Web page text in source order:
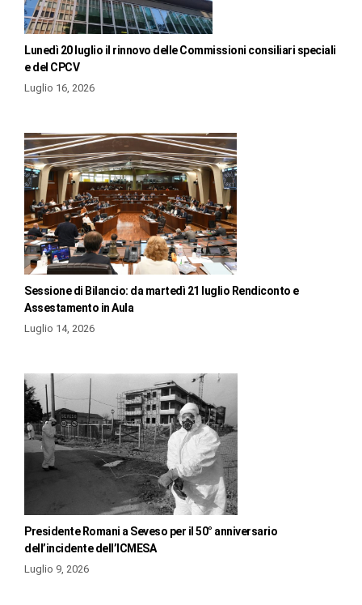
Lunedì 20 luglio il rinnovo delle Commissioni consiliari speciali
e del CPCV
Luglio 16, 2026
Sessione di Bilancio: da martedì 21 luglio Rendiconto e
Assestamento in Aula
Luglio 14, 2026
Presidente Romani a Seveso per il 50° anniversario
dell’incidente dell’ICMESA
Luglio 9, 2026